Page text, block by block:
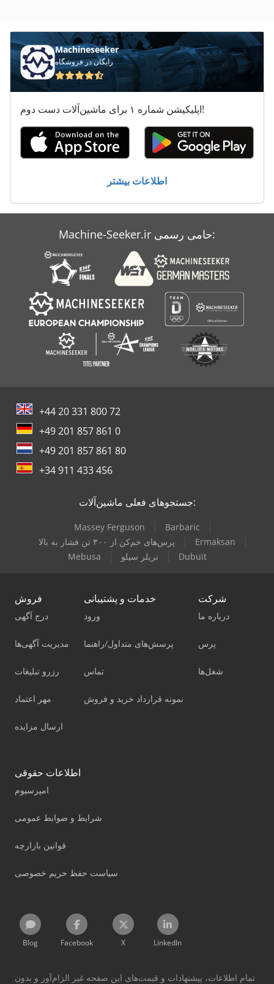
Manitou Mlt 630
Mazak H 630
Schaeff Skl 830
Schaeff Skl 833
Scheer Zf 630
Scheppach Hf 33
Scm S 630
Untha Lr 630
Volvo Bm 6300
Machineseeker
رایگان در فروشگاه
اپلیکیشن شماره ۱ برای ماشین‌آلات دست دوم!
اطلاعات بیشتر
Machine-Seeker.ir حامی رسمی:
+44 20 331 800 72
+49 201 857 861 0
+49 201 857 861 80
+34 911 433 456
جستجوهای فعلی ماشین‌آلات:
Massey Ferguson
Barbaric
پرس‌های خم‌کن از ۳۰۰ تن فشار به بالا
Ermaksan
Mebusa
تریلر سیلو Dubuit
فروش
درج آگهی
مدیریت آگهی‌ها
رزرو تبلیغات
مهر اعتماد
ارسال مزایده
خدمات و پشتیبانی
ورود
پرسش‌های متداول/راهنما
تماس
نمونه قرارداد خرید و فروش
شرکت
درباره ما
پرس
شغل‌ها
اطلاعات حقوقی
امپرسیوم
شرایط و ضوابط عمومی
قوانین بازارچه
سیاست حفظ حریم خصوصی
Blog Facebook X LinkedIn
تمام اطلاعات، پیشنهادات و قیمت‌های این صفحه غیر الزام‌آور و بدون